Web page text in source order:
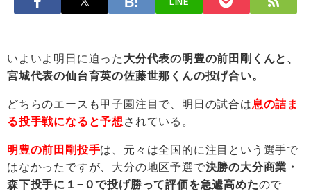
LINE
いよいよ明日に迫った 大分代表の明豊の前田剛くんと、
宮城代表の仙台育英の佐藤世那くんの投げ合い。
どちらのエースも甲子園注目で、明日の試合は息の詰ま
る投手戦になると予想 されている。
明豊の前田剛投手は、元々は全国的に注目という選手で
はなかったですが、大分の地区予選で決勝の大分商業・
森下投手に１−０で投げ勝って評価を急遽高めたので